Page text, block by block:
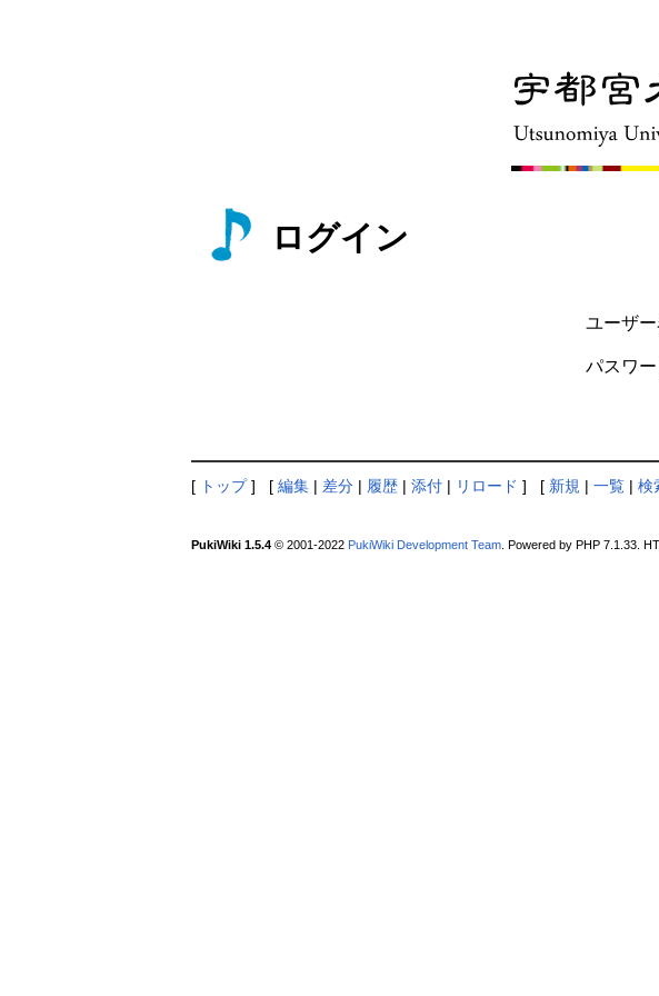
ログイン
ユーザー
パスワー
[ トップ] [ 編集 | 差分 | 履歴 | 添付 | リロード ] [ 新規 | 一覧 | 検
PukiWiki 1.5.4 © 2001-2022 PukiWiki Development Team . Powered by PHP 7.1.33.